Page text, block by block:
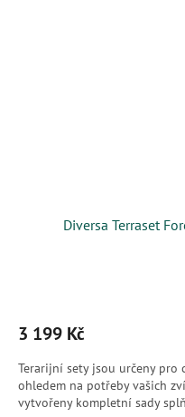
Diversa Terraset
3 199 Kč
Terarijní sety jsou určeny pro
ohledem na potřeby vašich
vytvořeny kompletní sady